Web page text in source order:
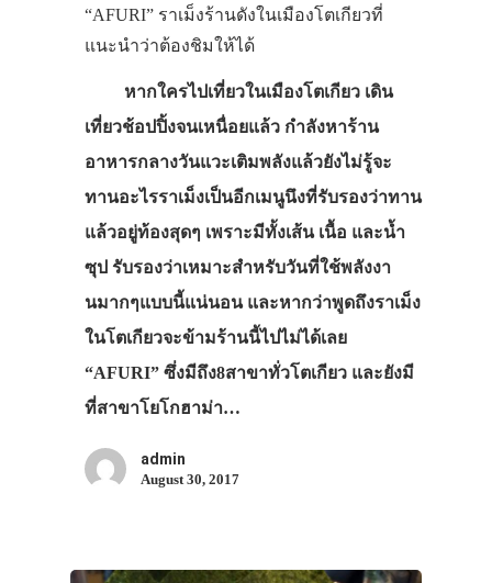
“AFURI” ราเม็งร้านดังในเมืองโตเกียวที่
แนะนำว่าต้องชิมให้ได้
หากใครไปเที่ยวในเมืองโตเกียว เดิน
เที่ยวช้อปปิ้งจนเหนื่อยแล้ว กำลังหาร้าน
อาหารกลางวันแวะเติมพลังแล้วยังไม่รู้จะ
ทานอะไรราเม็งเป็นอีกเมนูนึงที่รับรองว่าทาน
แล้วอยู่ท้องสุดๆ เพราะมีทั้งเส้น เนื้อ และน้ำ
ซุป รับรองว่าเหมาะสำหรับวันที่ใช้พลังงา
นมากๆแบบนี้แน่นอน และหากว่าพูดถึงราเม็ง
ในโตเกียวจะข้ามร้านนี้ไปไม่ได้เลย
“AFURI” ซึ่งมีถึง8สาขาทั่วโตเกียว และยังมี
ที่สาขาโยโกฮาม่า…
admin
August 30, 2017